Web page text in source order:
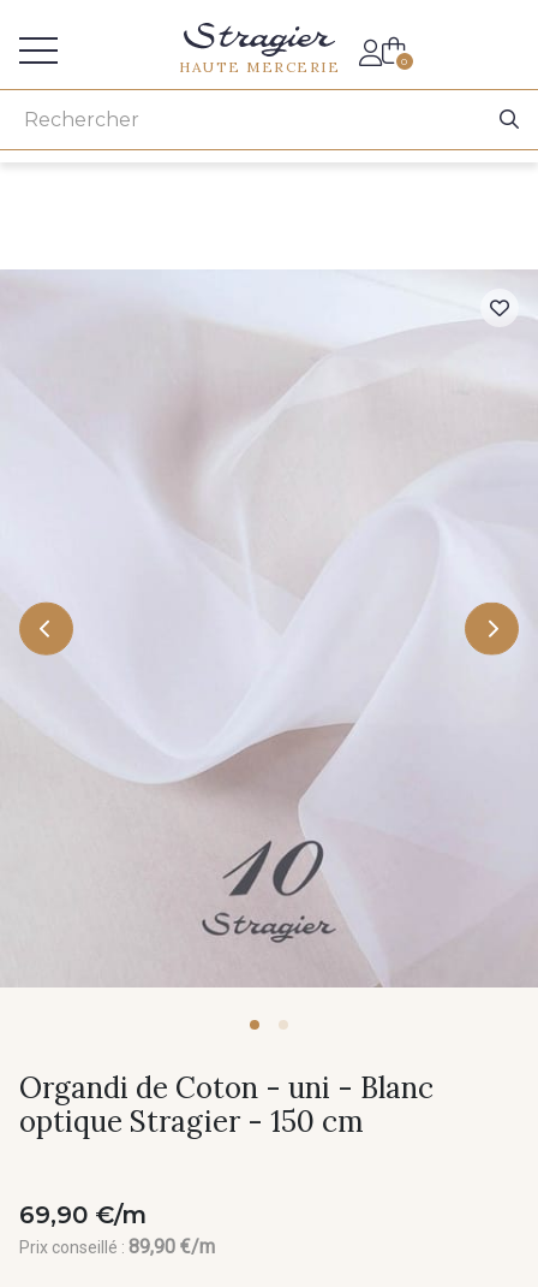
HAUTE MERCERIE 0
Organdi de Coton - uni - Blanc
optique Stragier - 150 cm
69,90 €/m
Prix conseillé : 89,90 €/m